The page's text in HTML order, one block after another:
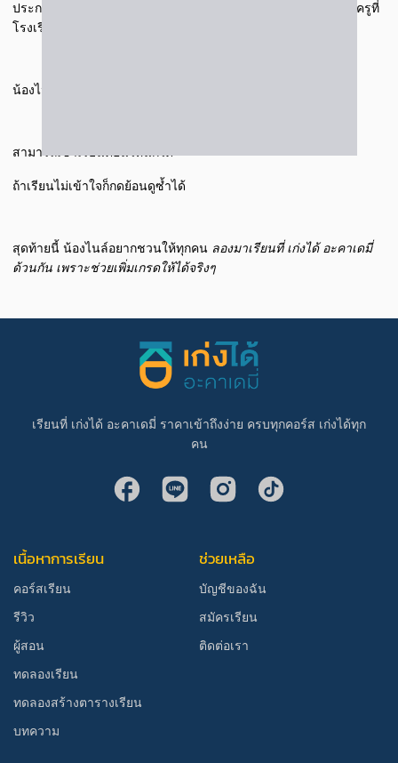
ประกอบการสอน ทำให้เรียนเข้าใจมากขึ้น สามารถ ถาม-ตอบ กับครูที่
โรงเรียนได้อย่างมั่นใจ
น้องไนล์ยังบอกอีกว่า ชอบการเรียนแบบคลิปวิดีโอ
สามารถเข้าเรียนตอนไหนก็ได้
ถ้าเรียนไม่เข้าใจก็กดย้อนดูซ้ำได้
สุดท้ายนี้ น้องไนล์อยากชวนให้ทุกคน ลองมาเรียนที่ เก่งได้ อะคาเดมี่
ด้วนกัน เพราะช่วยเพิ่มเกรดให้ได้จริงๆ
เรียนที่ เก่งได้ อะคาเดมี่ ราคาเข้าถึงง่าย ครบทุกคอร์ส เก่งได้ทุก
คน
เนื้อหาการเรียน
คอร์สเรียน
รีวิว
ผู้สอน
ทดลองเรียน
ทดลองสร้างตารางเรียน
บทความ
ช่วยเหลือ
บัญชีของฉัน
สมัครเรียน
ติดต่อเรา